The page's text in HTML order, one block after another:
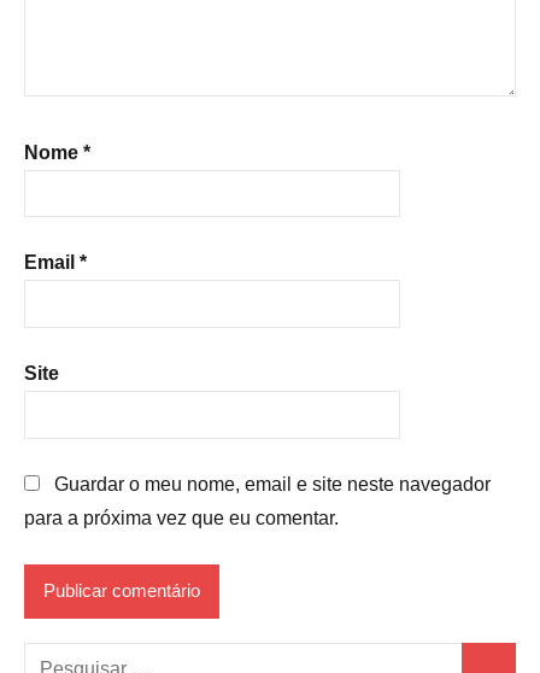
Nome *
Email *
Site
Guardar o meu nome, email e site neste navegador
para a próxima vez que eu comentar.
Pesquisar